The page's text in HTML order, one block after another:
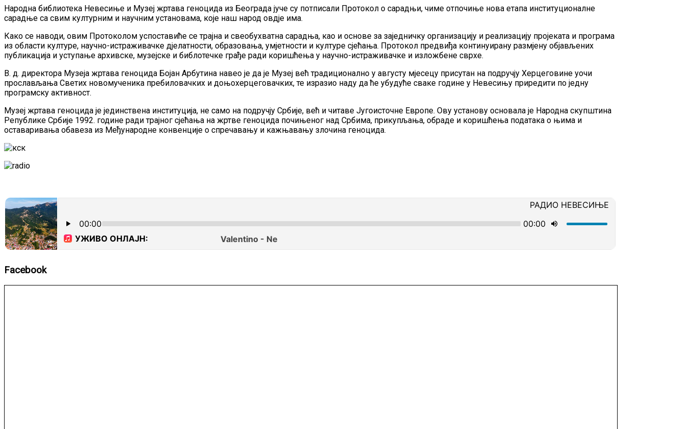
Народна библиотека Невесиње и Музеј жртава геноцида из Београда јуче су потписали Протокол о сарадњи, чиме отпочиње нова етапа институционалне
сарадње са свим културним и научним установама, које наш народ овдје има.
Како се наводи, овим Протоколом успоставиће се трајна и свеобухватна сарадња, као и основе за заједничку организацију и реализацију пројеката и програма
из области културе, научно-истраживачке дјелатности, образовања, умјетности и културе сјећања. Протокол предвиђа континуирану размјену објављених
публикација и уступање архивске, музејске и библотечке грађе ради коришћења у научно-истраживачке и изложбене сврхе.
В. д. директора Музеја жртава геноцида Бојан Арбутина навео је да је Музеј већ традиционално у августу мјесецу присутан на подручју Херцеговине уочи
прослављања Светих новомученика пребиловачких и доњохерцеговачких, те изразио наду да ће убудуће сваке године у Невесињу приредити по једну
програмску активност.
Музеј жртава геноцида је јединствена институција, не само на подручју Србије, већ и читаве Југоисточне Европе. Ову установу основала је Народна скупштина
Републике Србије 1992. године ради трајног сјећања на жртве геноцида почињеног над Србима, прикупљања, обраде и коришћења података о њима и
оставаривања обавеза из Међународне конвенције о спречавању и кажњавању злочина геноцида.
Facebook